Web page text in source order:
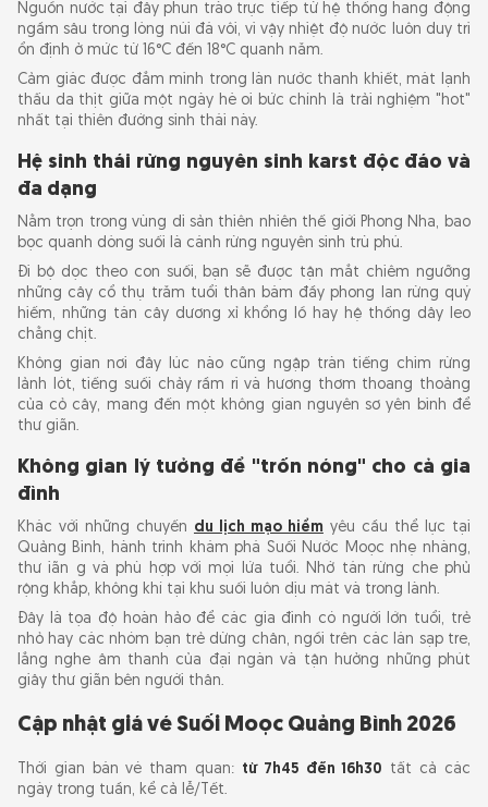
Những điểm tham quan kết hợp với Suối
Nước Moọc
Động Thiên Đường
Sông Chày - Hang Tối
Vườn thực vật Phong Nha
Thung lũng Hava
Kinh nghiệm đi Suối Nước Moọc lần đầu
Đi Suối Nước Moọc nên mặc gì?
Những vật dụng thiết yếu
Các lưu ý an toàn quan trọng khi tắm suối
Nguồn nước tại đây phun trào trực tiếp từ hệ thống hang động
ngầm sâu trong lòng núi đá vôi, vì vậy nhiệt độ nước luôn duy trì
ổn định ở mức từ 16°C đến 18°C quanh năm.
Cảm giác được đắm mình trong làn nước thanh khiết, mát lạnh
thấu da thịt giữa một ngày hè oi bức chính là trải nghiệm "hot"
nhất tại thiên đường sinh thái này.
Hệ sinh thái rừng nguyên sinh karst độc đáo và
đa dạng
Nằm trọn trong vùng di sản thiên nhiên thế giới Phong Nha, bao
bọc quanh dòng suối là cánh rừng nguyên sinh trù phú.
Đi bộ dọc theo con suối, bạn sẽ được tận mắt chiêm ngưỡng
những cây cổ thụ trăm tuổi thân bám đầy phong lan rừng quý
hiếm, những tán cây dương xỉ khổng lồ hay hệ thống dây leo
chằng chịt.
Không gian nơi đây lúc nào cũng ngập tràn tiếng chim rừng
lảnh lót, tiếng suối chảy rầm rì và hương thơm thoang thoảng
của cỏ cây, mang đến một không gian nguyên sơ yên bình để
thư giãn.
Không gian lý tưởng để "trốn nóng" cho cả gia
đình
Khác với những chuyến du lịch mạo hiểm yêu cầu thể lực tại
Quảng Bình, hành trình khám phá Suối Nước Moọc nhẹ nhàng,
thư iãn g và phù hợp với mọi lứa tuổi. Nhờ tán rừng che phủ
rộng khắp, không khí tại khu suối luôn dịu mát và trong lành.
Đây là tọa độ hoàn hảo để các gia đình có người lớn tuổi, trẻ
nhỏ hay các nhóm bạn trẻ dừng chân, ngồi trên các lán sạp tre,
lắng nghe âm thanh của đại ngàn và tận hưởng những phút
giây thư giãn bên người thân.
Cập nhật giá vé Suối Moọc Quảng Bình 2026
Thời gian bán vé tham quan: từ 7h45 đến 16h30 tất cả các
ngày trong tuần, kể cả lễ/Tết.